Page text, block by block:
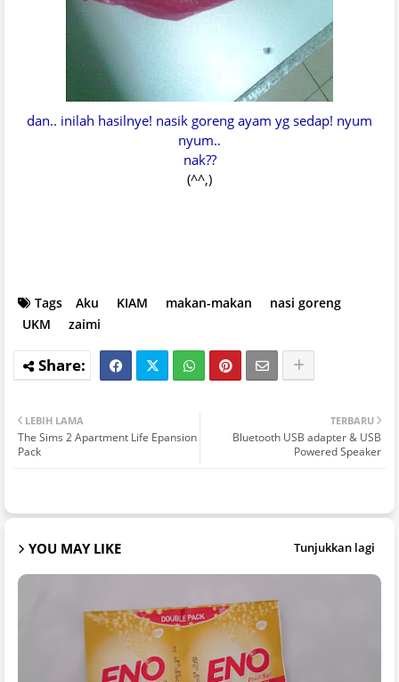
dan.. inilah hasilnye! nasik goreng ayam yg sedap! nyum
nyum..
nak??
(^^,)
Tags Aku KIAM makan-makan
nasi goreng
UKM
zaimi
TERBARU
Bluetooth USB adapter & USB
Powered Speaker
LEBIH LAMA
The Sims 2 Apartment Life Epansion
Pack
YOU MAY LIKE Tunjukkan lagi